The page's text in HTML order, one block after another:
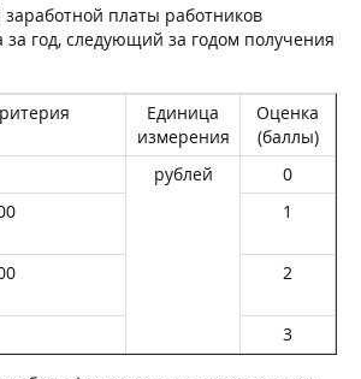
платы работников
за год, следующий за годом получения
Единица
измерения
Оценка
(баллы)
рублей
0
1
2
3